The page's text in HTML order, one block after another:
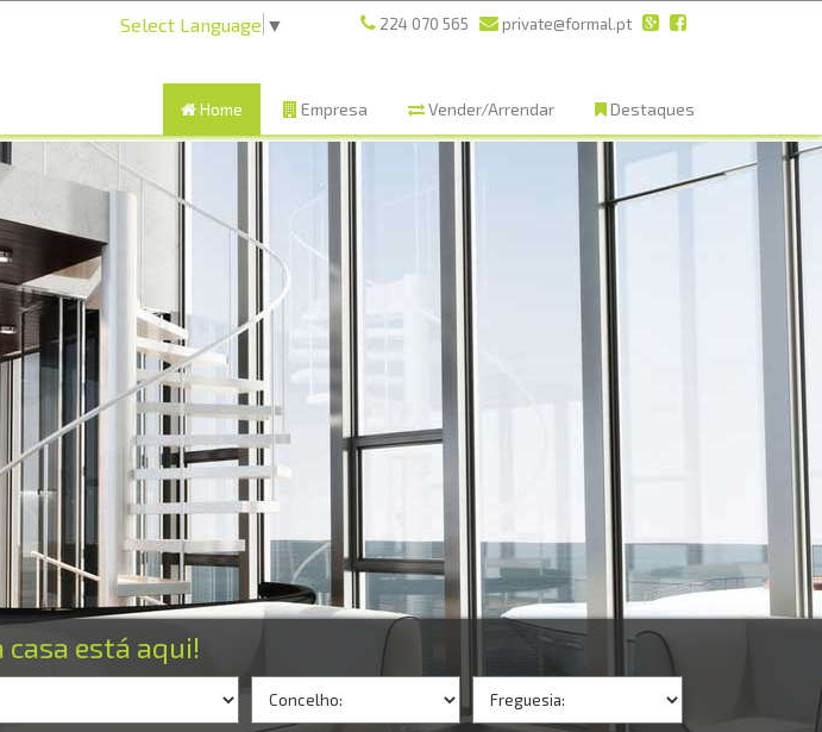
Select Language ▼ 224 070 565 private@formal.pt
Home Empresa Vender/Arrendar Destaques
está aqui!